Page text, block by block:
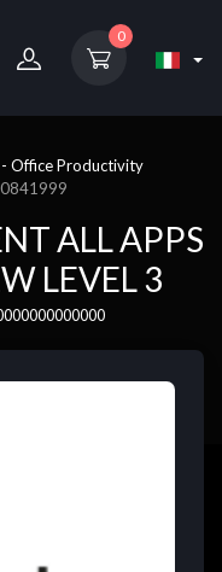
0
Office Productivity
ALL APPS
LEVEL 3